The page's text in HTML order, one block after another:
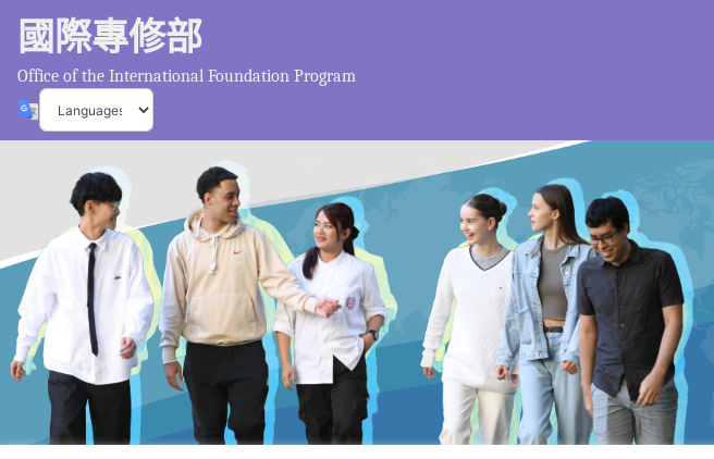
國際專修部
Office of the International Foundation Program